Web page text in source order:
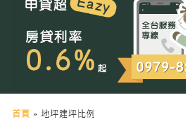
土地二胎申貸
房屋二胎申貸
軍公教貸款
土地貸款
首頁 » 地坪建坪比例